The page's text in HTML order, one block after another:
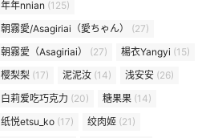
年年nnian (125)
朝霧愛/Asagiriai（愛ちゃん）
(27)
朝霧愛（Asagiriai）
(27) 楊衣Yangyi (15)
樱梨梨 (17) 泥泥汝 (14) 浅安安 (26)
白莉爱吃巧克力 (20) 糖果果 (14)
纸悦etsu_ko (17) 绞肉姬 (21)